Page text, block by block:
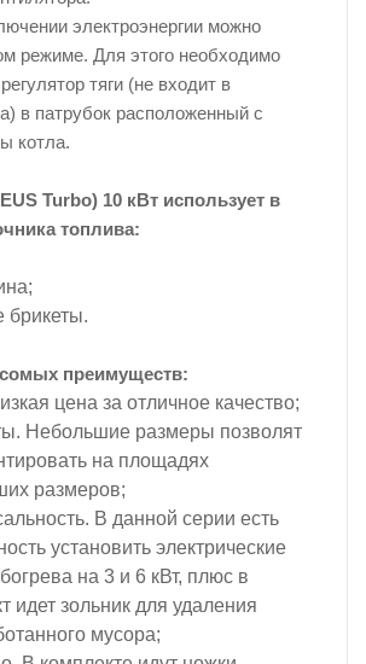
электроэнергии можно
режиме. Для этого необходимо
тяги (не входит в
в патрубок расположенный с
котла.
Turbo) 10 кВт использует в
топлива:
брикеты.
преимуществ:
цена за отличное качество;
Небольшие размеры позволят
на площадях
размеров;
В данной серии есть
установить электрические
на 3 и 6 кВт, плюс в
идет зольник для удаления
мусора;